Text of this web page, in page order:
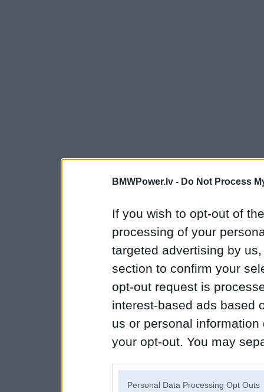
BMWPower.lv - Do Not Process
If you wish to opt-out of
processing of your
targeted advertising by
section to confirm your
opt-out request is
interest-based ads based
us or personal
your opt-out. You may
Personal Data Processing Opt Outs